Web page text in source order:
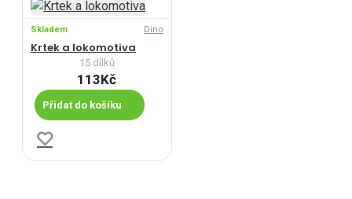
Skladem Dino
Krtek a lokomotiva
15 dílků
113Kč
Přidat do košíku